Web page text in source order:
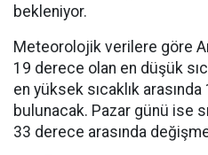
bekleniyor.
Meteorolojik verilere göre
19 derece olan en düşük
en yüksek sıcaklık
bulunacak. Pazar günü ise
33 derece arasında